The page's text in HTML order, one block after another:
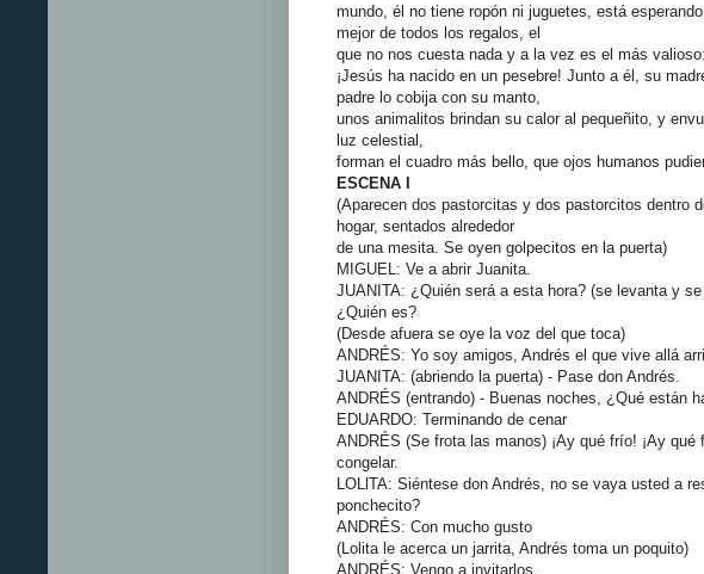
mundo, él no tiene ropón ni juguetes, está
mejor de todos los regalos, el
que no nos cuesta nada y a la vez es el más
¡Jesús ha nacido en un pesebre! Junto a él, su
padre lo cobija con su manto,
unos animalitos brindan su calor al pequeñito, y
luz celestial,
forman el cuadro más bello, que ojos humanos
ESCENA I
(Aparecen dos pastorcitas y dos pastorcitos dentro
hogar, sentados alrededor
de una mesita. Se oyen golpecitos en la puerta)
MIGUEL: Ve a abrir Juanita.
JUANITA: ¿Quién será a esta hora? (se levanta y
¿Quién es?
(Desde afuera se oye la voz del que toca)
ANDRÉS: Yo soy amigos, Andrés el que vive allá
JUANITA: (abriendo la puerta) - Pase don Andrés.
ANDRÉS (entrando) - Buenas noches, ¿Qué están
EDUARDO: Terminando de cenar
ANDRÉS (Se frota las manos) ¡Ay qué frío! ¡Ay qué
congelar.
LOLlTA: Siéntese don Andrés, no se vaya usted a
ponchecito?
ANDRÉS: Con mucho gusto
(Lolita le acerca un jarrita, Andrés toma un poquito)
ANDRÉS: Vengo a invitarlos.